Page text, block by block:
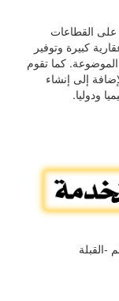
على القطاعات
كبيرة وتوفير
كما تقوم
إلى إنشاء
ودوليا.